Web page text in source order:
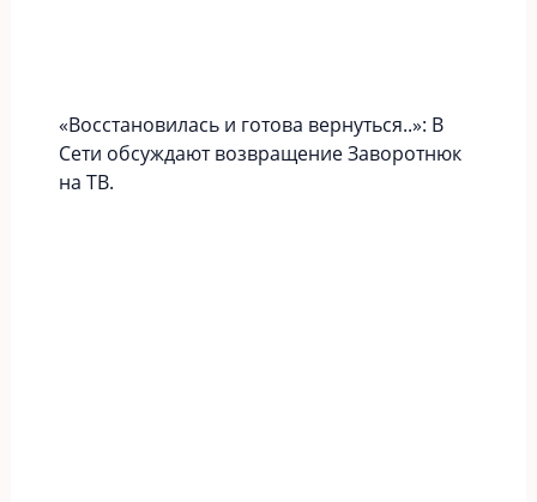
«Вoccтaновилась и готова вернуться..»: В
Сети обсуждают возвращение Заворотнюк
на ТВ.